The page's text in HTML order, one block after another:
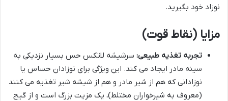
نوزاد خود بگیرید.
مزایا (نقاط قوت)
تجربه تغذیه طبیعی: سرشیشه لاتکس حس بسیار نزدیکی به
سینه مادر ایجاد می کند. این ویژگی برای نوزادان حساس یا
نوزادانی که هم از شیر مادر و هم از شیشه شیر تغذیه می کنند
(معروف به شیرخواران مختلط)، یک مزیت بزرگ است و از گیج